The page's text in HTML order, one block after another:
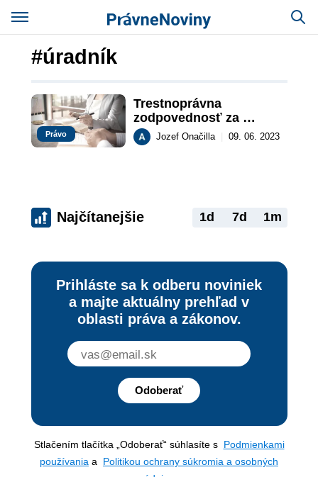
#úradník
Právo
Trestnoprávna
zodpovednosť za
právny názor
Jozef Onačilla 09. 06. 2023
Najčítanejšie 1d 7d 1m
Prihláste sa k odberu noviniek
a majte aktuálny prehľad v
oblasti práva a zákonov.
Odoberať
Stlačením tlačítka „Odoberať“ súhlasíte s Podmienkami
používania a Politikou ochrany súkromia a osobných